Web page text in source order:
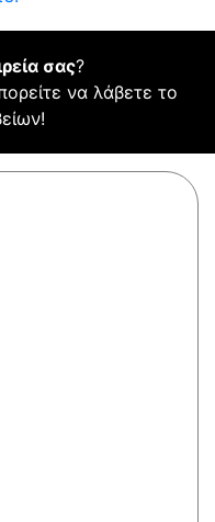
σας?
να λάβετε το